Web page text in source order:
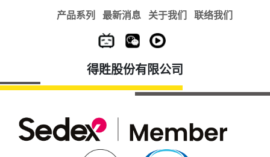
产品系列 最新消息 关于我们 联络我们
得貹股份有限公司